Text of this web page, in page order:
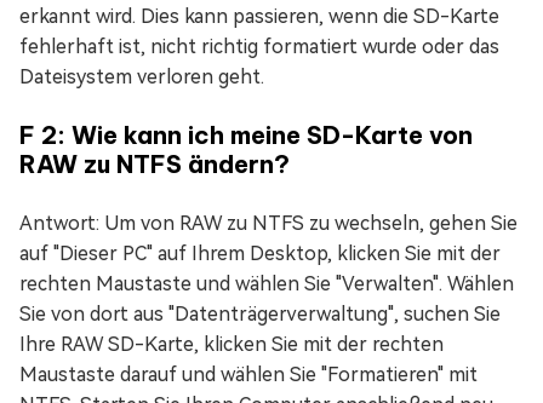
erkannt wird. Dies kann passieren, wenn die SD-Karte
fehlerhaft ist, nicht richtig formatiert wurde oder das
Dateisystem verloren geht.
F 2: Wie kann ich meine SD-Karte von
RAW zu NTFS ändern?
Antwort: Um von RAW zu NTFS zu wechseln, gehen Sie
auf "Dieser PC" auf Ihrem Desktop, klicken Sie mit der
rechten Maustaste und wählen Sie "Verwalten". Wählen
Sie von dort aus "Datenträgerverwaltung", suchen Sie
Ihre RAW SD-Karte, klicken Sie mit der rechten
Maustaste darauf und wählen Sie "Formatieren" mit